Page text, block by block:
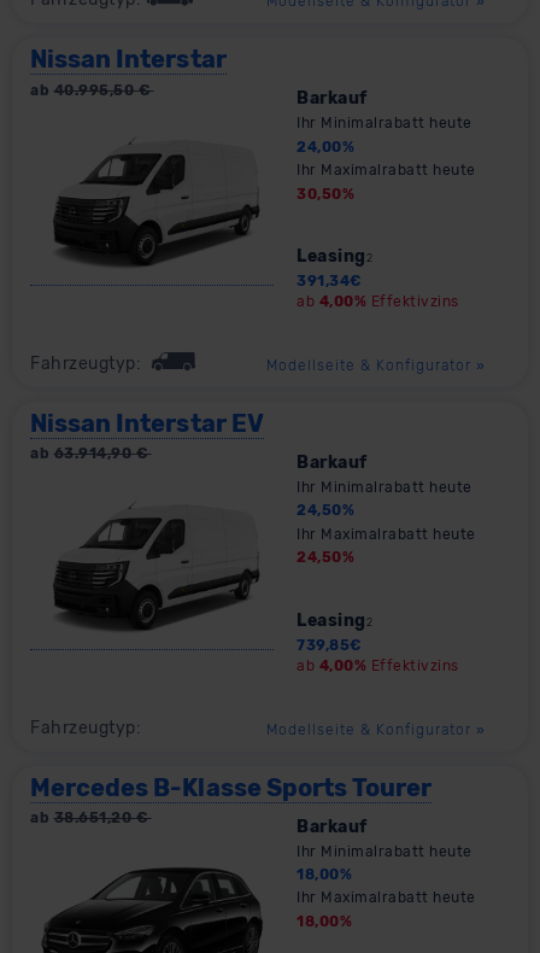
Nissan Interstar
ab 40.995,50€ Barkauf
Ihr Minimalrabatt heute
24,00%
Ihr Maximalrabatt heute
30,50%
Leasing 2
391,34€
ab 4,00% Effektivzins
Fahrzeugtyp: Modellseite & Konfigurator »
Nissan Interstar EV
ab 63.914,90€ Barkauf
Ihr Minimalrabatt heute
24,50%
Ihr Maximalrabatt heute
24,50%
Leasing 2
739,85€
ab 4,00% Effektivzins
Fahrzeugtyp: Modellseite & Konfigurator »
Mercedes B-Klasse Sports Tourer
ab 38.651,20€ Barkauf
Ihr Minimalrabatt heute
18,00%
Ihr Maximalrabatt heute
18,00%